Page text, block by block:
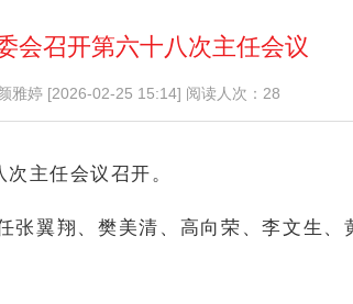
会召开第六十八次主任会议
雅婷 [2026-02-25 15:14] 阅读人次：28
主任会议召开。
张翼翔、樊美清、高向荣、李文生、